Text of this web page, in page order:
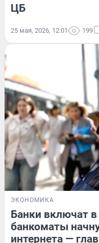
ЦБ
25 мая, 2026, 12:01 199
ЭКОНОМИКА
Банки включат
банкоматы
интернета —